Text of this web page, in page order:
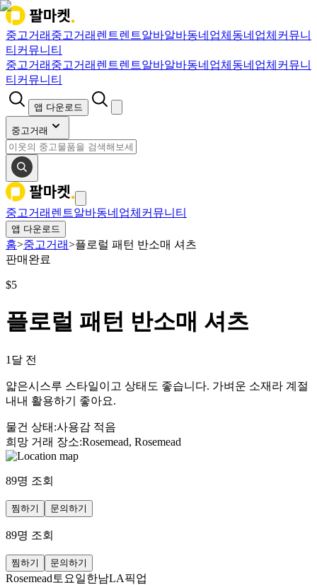
중고거래 중고거래 렌트렌트알바알바동네업체 동네업체 커뮤니
티 커뮤니티
중고거래 중고거래 렌트렌트알바알바동네업체 동네업체 커뮤니
티 커뮤니티
앱 다운로드
중고거래
중고거래 렌트알바동네업체 커뮤니티
앱 다운로드
홈>중고거래>플로럴 패턴 반소매 셔츠
판매완료
$5
플로럴 패턴 반소매 셔츠
1달 전
얇은시스루 스타일이고 상태도 좋습니다. 가벼운 소재라 계절
내내 활용하기 좋아요.
물건 상태 :사용감 적음
희망 거래 장소:Rosemead, Rosemead
89명 조회
찜하기 문의하기
89명 조회
찜하기 문의하기
Rosemead토요일한남LA픽업